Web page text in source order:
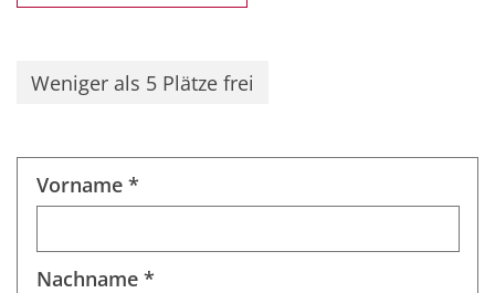
Weniger als 5 Plätze frei
Vorname *
Nachname *